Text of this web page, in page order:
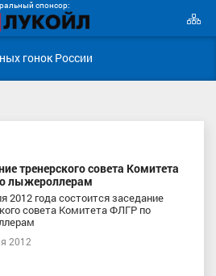
спонсор:
гонок России
тренерского совета Комитета
лыжероллерам
2012 года состоится заседание
совета Комитета ФЛГР по
2012